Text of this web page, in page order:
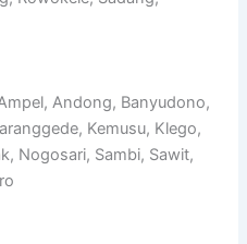
Andong, Banyudono,
Kemusu, Klego,
Nogosari, Sambi, Sawit,